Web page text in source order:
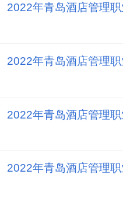
合作协议，在互派留学
方面，开展了广泛而深
办学实践中逐步形成并
质、促进学生全面发展
才培养模式，人才培养
水平得到社会各界的充
广泛欢迎。
经过多年的文化积淀